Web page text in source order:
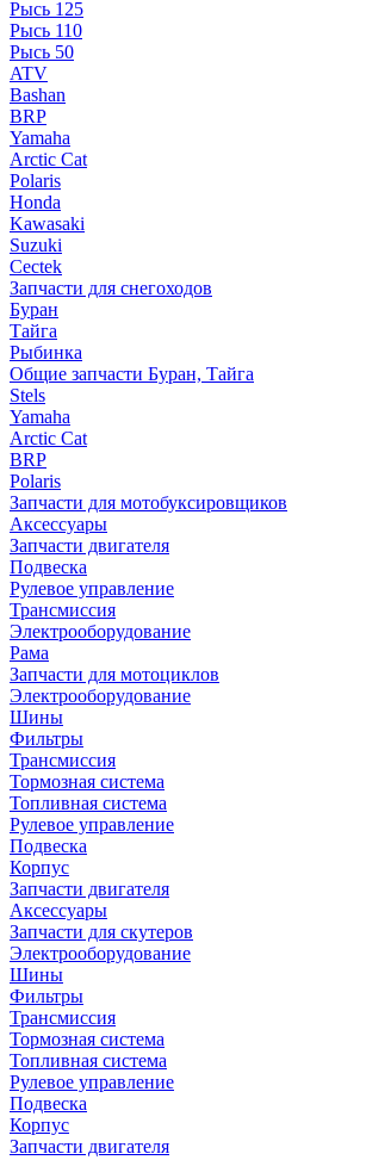
Рысь 125
Рысь 110
Рысь 50
ATV
Bashan
BRP
Yamaha
Arctic Cat
Polaris
Honda
Kawasaki
Suzuki
Cectek
Запчасти для снегоходов
Буран
Тайга
Рыбинка
Общие запчасти Буран, Тайга
Stels
Yamaha
Arctic Cat
BRP
Polaris
Запчасти для мотобуксировщиков
Аксессуары
Запчасти двигателя
Подвеска
Рулевое управление
Трансмиссия
Электрооборудование
Рама
Запчасти для мотоциклов
Электрооборудование
Шины
Фильтры
Трансмиссия
Тормозная система
Топливная система
Рулевое управление
Подвеска
Корпус
Запчасти двигателя
Аксессуары
Запчасти для скутеров
Электрооборудование
Шины
Фильтры
Трансмиссия
Тормозная система
Топливная система
Рулевое управление
Подвеска
Корпус
Запчасти двигателя